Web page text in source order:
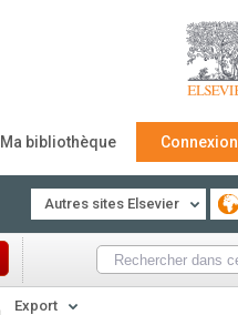
Ma bibliothèque Connexion
Autres sites Elsevier
Export